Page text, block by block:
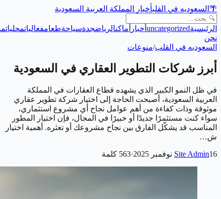
🌴 السعوديه في القلبأخبار المملكة العربية السعودية
الرئيسيةuncategorized أخبار أماكنالرياضجدةسياحةطعامفعالياتمحليات
نحن
السعوديه في القلب/منوعات
أبرز شركات التطوير العقاري في السعودية
في ظل النمو الكبير الذي يشهده قطاع العقارات في المملكة
العربية السعودية، أصبحت الحاجة إلى اختيار شركة تطوير عقاري
موثوقة وذات كفاءة من أهم عوامل نجاح أي مشروع استثماري،
سواء كنت مستثمرًا جديدًا أو خبيرًا في المجال، فإن اختيار المطور
المناسب قد يشكّل الفارق بين نجاح مشروعك أو تعثره. أهمية اختيار
ش…
Site Admin16 نوفمبر 2025 ·
563 كلمة